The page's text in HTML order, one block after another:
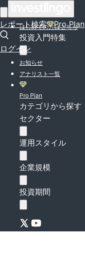
レポート検索 Pro Plan
ログイン
はじめての方はこちら
投資入門特集
お知らせ
アナリスト一覧
Pro Plan
カテゴリから探す
セクター
運用スタイル
企業規模
投資期間